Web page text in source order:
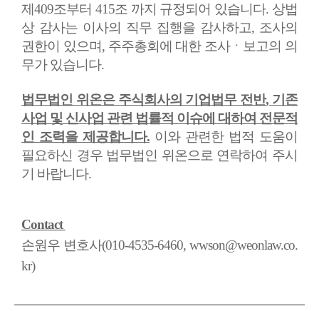
제409조부터 415조 까지 규정되어 있습니다. 상법
상 감사는 이사의 직무 집행을 감사하고, 조사의
권한이 있으며, 주주총회에 대한 조사ㆍ보고의 의
무가 있습니다.
법무법인 위온은 주식회사의 기업법무 전반, 기존
사업 및 신사업 관련 법률적 이슈에 대하여 전문적
인 조력을 제공합니다. 이와 관련한 법적 도움이
필요하신 경우 법무법인 위온으로 연락하여 주시
기 바랍니다.
Contact
손원우 변호사(010-4535-6460, wwson@weonlaw.co.
kr)